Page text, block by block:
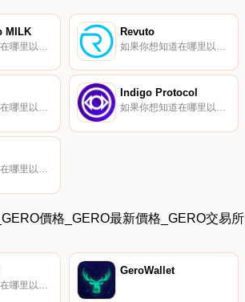
MILK Revuto
如果你想知道在哪里以當前價格購買KubeCoin,目前交易{KubeCoin]股票的頂級加密貨幣交易所是Bitrue、BitMart、Gate.io、HuoKUBE和MEXC。您可以在我們的加密貨幣交易所頁面上找到其他列表。什么是二進制？KubeCoin是數字支付的主流貨幣.
Indigo Protocol
如果你想知道在哪里以當前價格購買Indigo Protocol,目前交易{Indigo Protocol]股票的頂級加密貨幣交易所是SundaeSwap。您可以在我們的加密貨幣交易所頁面上找到其他列表。Indigo是一個基于Cardano的自主合成協議,用于對真實世界資產的鏈上價格敞口.
如果你想知道在哪里以當前價格購買ADAX,目前交易{ADAX]股票的頂級加密貨幣交易所是Bitrue、MEXC、LATOKEN、ExMarkets和SundaeSwap。您可以在我們的加密貨幣交易所頁面上找到其他列表.
價格_GERO最新價格_GERO交易所
GeroWallet